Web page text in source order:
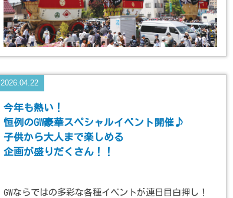
2026.04.22
今年も熱い！
恒例のGW豪華スペシャルイベント開催♪
子供から大人まで楽しめる
企画が盛りだくさん！！
GWならではの多彩な各種イベントが連日目白押し！